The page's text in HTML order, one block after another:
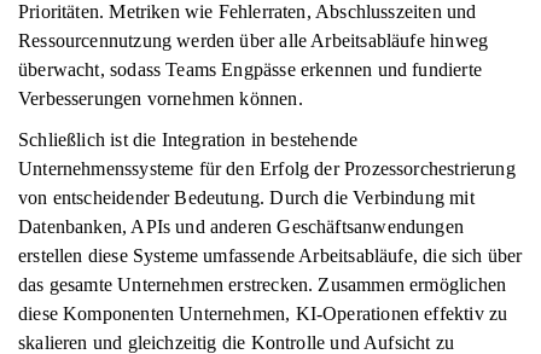
Prioritäten. Metriken wie Fehlerraten, Abschlusszeiten und
Ressourcennutzung werden über alle Arbeitsabläufe hinweg
überwacht, sodass Teams Engpässe erkennen und fundierte
Verbesserungen vornehmen können.
Schließlich ist die Integration in bestehende
Unternehmenssysteme für den Erfolg der Prozessorchestrierung
von entscheidender Bedeutung. Durch die Verbindung mit
Datenbanken, APIs und anderen Geschäftsanwendungen
erstellen diese Systeme umfassende Arbeitsabläufe, die sich über
das gesamte Unternehmen erstrecken. Zusammen ermöglichen
diese Komponenten Unternehmen, KI-Operationen effektiv zu
skalieren und gleichzeitig die Kontrolle und Aufsicht zu